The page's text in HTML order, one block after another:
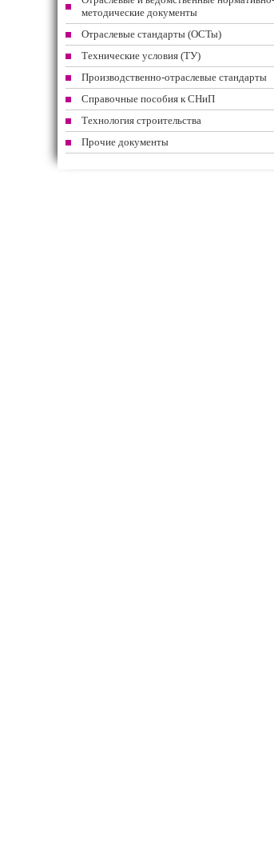
методические документы
Отраслевые стандарты (ОСТы)
Технические условия (ТУ)
Производственно-отраслевые стандарты
Справочные пособия к СНиП
Технология строительства
Прочие документы